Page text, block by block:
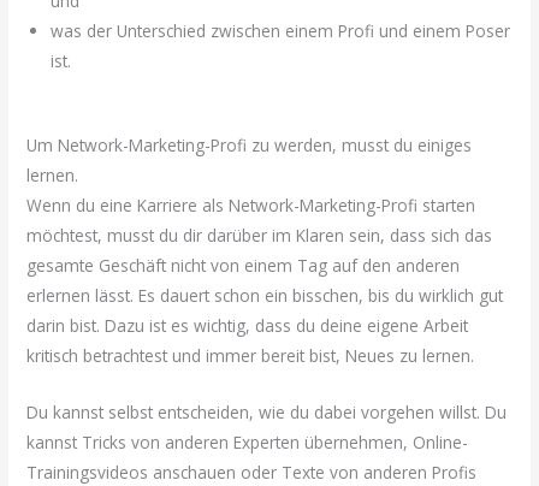
was der Unterschied zwischen einem Profi und einem Poser
ist.
Um Network-Marketing-Profi zu werden, musst du einiges
lernen.
Wenn du eine Karriere als Network-Marketing-Profi starten
möchtest, musst du dir darüber im Klaren sein, dass sich das
gesamte Geschäft nicht von einem Tag auf den anderen
erlernen lässt. Es dauert schon ein bisschen, bis du wirklich gut
darin bist. Dazu ist es wichtig, dass du deine eigene Arbeit
kritisch betrachtest und immer bereit bist, Neues zu lernen.
Du kannst selbst entscheiden, wie du dabei vorgehen willst. Du
kannst Tricks von anderen Experten übernehmen, Online-
Trainingsvideos anschauen oder Texte von anderen Profis